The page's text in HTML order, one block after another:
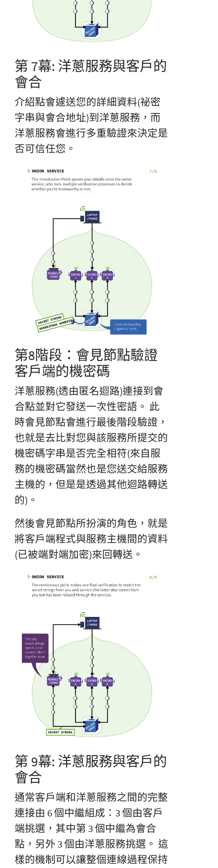
第 7幕: 洋蔥服務與客戶的
會合
介紹點會遽送您的詳細資料(祕密
字串與會合地址)到洋蔥服務，而
洋蔥服務會進行多重驗證來決定是
否可信任您。
第8階段：會見節點驗證
客戶端的機密碼
洋蔥服務(透由匿名迴路)連接到會
合點並對它發送一次性密語。 此
時會見節點會進行最後階段驗證，
也就是去比對您與該服務所提交的
機密碼字串是否完全相符(來自服
務的機密碼當然也是您送交給服務
主機的，但是是透過其他迴路轉送
的)。
然後會見節點所扮演的角色，就是
將客戶端程式與服務主機間的資料
(已被端對端加密)來回轉送。
第 9幕: 洋蔥服務與客戶的
會合
通常客戶端和洋蔥服務之間的完整
連接由 6 個中繼組成：3 個由客戶
端挑選，其中第 3 個中繼為會合
點，另外 3 個由洋蔥服務挑選。 這
樣的機制可以讓整個連線過程保持